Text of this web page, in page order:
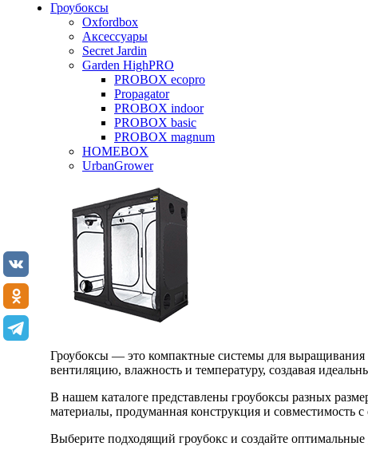
Гроубоксы
Oxfordbox
Аксессуары
Secret Jardin
Garden HighPRO
PROBOX ecopro
Propagator
PROBOX indoor
PROBOX basic
PROBOX magnum
HOMEBOX
UrbanGrower
Гроубоксы — это компактные системы для выращивания
вентиляцию, влажность и температуру, создавая
В нашем каталоге представлены гроубоксы разных
материалы, продуманная конструкция и
Выберите подходящий гроубокс и создайте